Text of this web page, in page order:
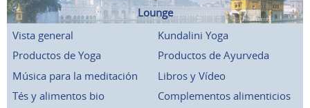
Lounge
Vista general
Kundalini Yoga
Productos de Yoga
Productos de Ayurveda
Música para la meditación
Libros y Vídeo
Tés y alimentos bio
Complementos alimenticios